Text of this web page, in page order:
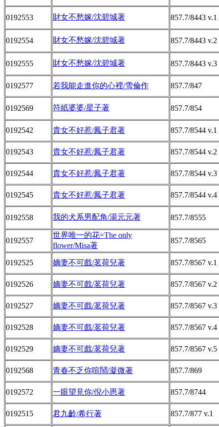
0192553 財女不愁嫁/沈碧城著 857.7/8443 v.1
0192554 財女不愁嫁/沈碧城著 857.7/8443 v.2
0192555 財女不愁嫁/沈碧城著 857.7/8443 v.3
0192577 若我能走進你的心裡/雪倫作 857.7/847
0192569 符紙婆婆/星子著 857.7/854
0192542 貴女不好惹/鳳子君著 857.7/8544 v.1
0192543 貴女不好惹/鳳子君著 857.7/8544 v.2
0192544 貴女不好惹/鳳子君著 857.7/8544 v.3
0192545 貴女不好惹/鳳子君著 857.7/8544 v.4
0192558 我的犬系男配角/湯元元著 857.7/8555
0192557
世界唯一的花=The only
flower/Misa著
857.7/8565
0192525 嫡妻不可戲/茗荷兒著 857.7/8567 v.1
0192526 嫡妻不可戲/茗荷兒著 857.7/8567 v.2
0192527 嫡妻不可戲/茗荷兒著 857.7/8567 v.3
0192528 嫡妻不可戲/茗荷兒著 857.7/8567 v.4
0192529 嫡妻不可戲/茗荷兒著 857.7/8567 v.5
0192568 青春不乏你喧鬧/凝微著 857.7/869
0192572 一眼望見你/倪小恩著 857.7/8744
0192515 君九齡/希行著 857.7/877 v.1